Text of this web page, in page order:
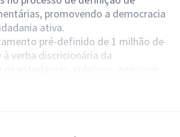
promovendo a democracia
ativa.
pré-definido de 1 milhão de
verba discricionária da
sugerir propostas para tornar a